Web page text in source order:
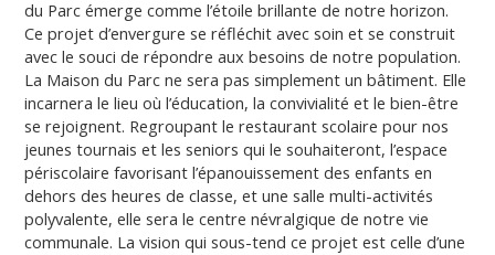
du Parc émerge comme l’étoile brillante de notre horizon.
Ce projet d’envergure se réfléchit avec soin et se construit
avec le souci de répondre aux besoins de notre population.
La Maison du Parc ne sera pas simplement un bâtiment. Elle
incarnera le lieu où l’éducation, la convivialité et le bien-être
se rejoignent. Regroupant le restaurant scolaire pour nos
jeunes tournais et les seniors qui le souhaiteront, l’espace
périscolaire favorisant l’épanouissement des enfants en
dehors des heures de classe, et une salle multi-activités
polyvalente, elle sera le centre névralgique de notre vie
communale. La vision qui sous-tend ce projet est celle d’une